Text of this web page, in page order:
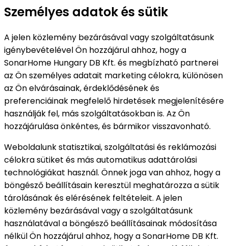
Személyes adatok és sütik
A jelen közlemény bezárásával vagy szolgáltatásunk
igénybevételével Ön hozzájárul ahhoz, hogy a
SonarHome Hungary DB Kft. és megbízható partnerei
az Ön személyes adatait marketing célokra, különösen
az Ön elvárásainak, érdeklődésének és
preferenciáinak megfelelő hirdetések megjelenítésére
használják fel, más szolgáltatásokban is. Az Ön
hozzájárulása önkéntes, és bármikor visszavonható.
Weboldalunk statisztikai, szolgáltatási és reklámozási
célokra sütiket és más automatikus adattárolási
technológiákat használ. Önnek joga van ahhoz, hogy a
böngésző beállításain keresztül meghatározza a sütik
tárolásának és elérésének feltételeit. A jelen
közlemény bezárásával vagy a szolgáltatásunk
használatával a böngésző beállításainak módosítása
nélkül Ön hozzájárul ahhoz, hogy a SonarHome DB Kft.